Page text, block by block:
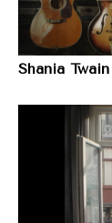
Shania